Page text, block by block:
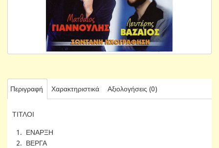
Περιγραφή Χαρακτηριστικά Αξιολογήσεις (0)
ΤΙΤΛΟΙ
1. ΕΝΑΡΞΗ
2. ΒΕΡΓΑ